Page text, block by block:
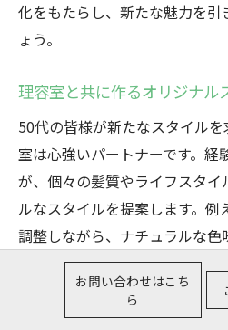
化をもたらし、新たな魅力を
ょう。
理容室と共に作るオリジナル
50代の皆様が新たなスタイル
室は心強いパートナーです。経
が、個々の髪質やライフスタイ
ルなスタイルを提案します。
調整しながら、ナチュラルな
しい印象を保つことができます
簡単になるようなスタイルも考
をより快適に過ごせます。理容
お問い合わせはこち
ら